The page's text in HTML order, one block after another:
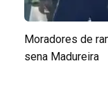
Moradores de
sena Madureira